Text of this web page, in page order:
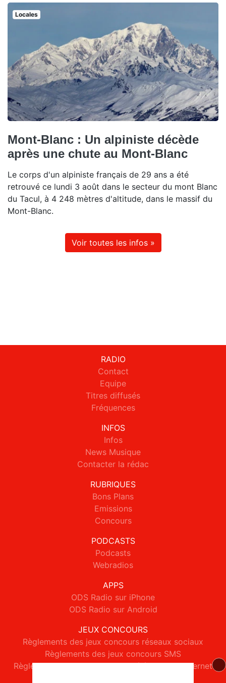
Locales
Mont-Blanc : Un alpiniste décède
après une chute au Mont-Blanc
Le corps d'un alpiniste français de 29 ans a été
retrouvé ce lundi 3 août dans le secteur du mont Blanc
du Tacul, à 4 248 mètres d'altitude, dans le massif du
Mont-Blanc.
Voir toutes les infos »
RADIO
Contact
Equipe
Titres diffusés
Fréquences
INFOS
Infos
News Musique
Contacter la rédac
RUBRIQUES
Bons Plans
Emissions
Concours
PODCASTS
Podcasts
Webradios
APPS
ODS Radio sur iPhone
ODS Radio sur Android
JEUX CONCOURS
Règlements des jeux concours réseaux sociaux
Règlements des jeux concours SMS
Règlements des jeux concours téléphone et internet